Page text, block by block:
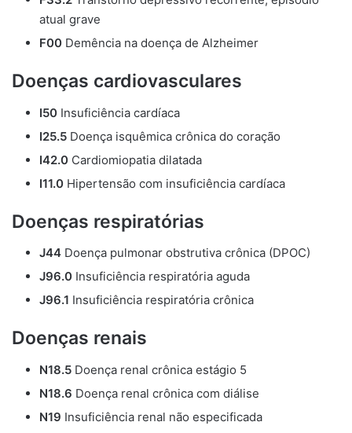
atual grave
F00 Demência na doença de Alzheimer
Doenças cardiovasculares
I50 Insuficiência cardíaca
I25.5 Doença isquêmica crônica do coração
I42.0 Cardiomiopatia dilatada
I11.0 Hipertensão com insuficiência cardíaca
Doenças respiratórias
J44 Doença pulmonar obstrutiva crônica (DPOC)
J96.0 Insuficiência respiratória aguda
J96.1 Insuficiência respiratória crônica
Doenças renais
N18.5 Doença renal crônica estágio 5
N18.6 Doença renal crônica com diálise
N19 Insuficiência renal não especificada